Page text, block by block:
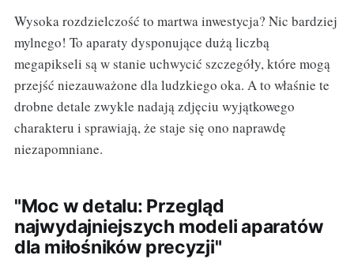
Wysoka rozdzielczość to martwa inwestycja? Nic bardziej
mylnego! To aparaty dysponujące dużą liczbą
megapikseli są w stanie uchwycić szczegóły, które mogą
przejść niezauważone dla ludzkiego oka. A to właśnie te
drobne detale zwykle nadają zdjęciu wyjątkowego
charakteru i sprawiają, że staje się ono naprawdę
niezapomniane.
"Moc w detalu: Przegląd
najwydajniejszych modeli aparatów
dla miłośników precyzji"